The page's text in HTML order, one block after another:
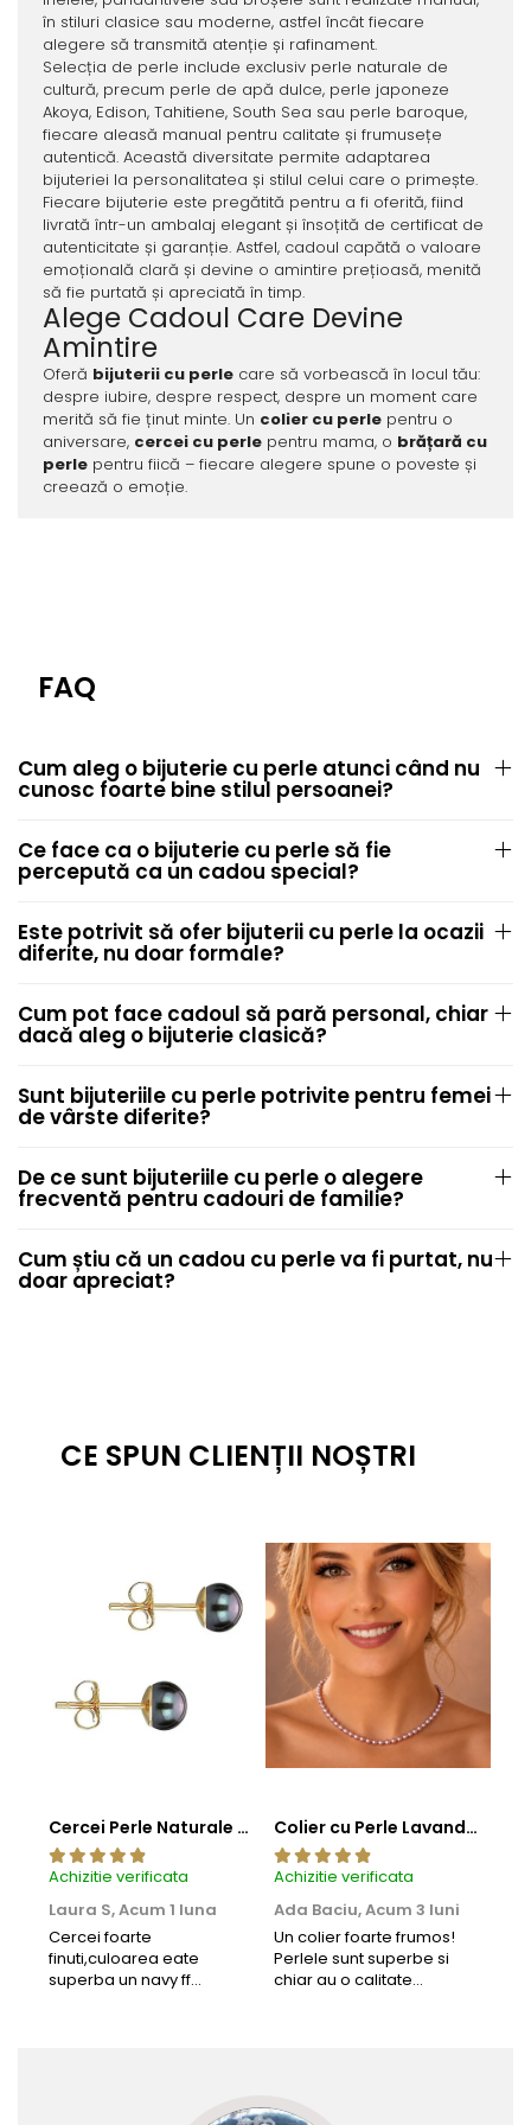
în stiluri clasice sau moderne, astfel încât fiecare
alegere să transmită atenție și rafinament.
Selecția de perle include exclusiv perle naturale de
cultură, precum perle de apă dulce, perle japoneze
Akoya, Edison, Tahitiene, South Sea sau perle baroque,
fiecare aleasă manual pentru calitate și frumusețe
autentică. Această diversitate permite adaptarea
bijuteriei la personalitatea și stilul celui care o primește.
Fiecare bijuterie este pregătită pentru a fi oferită, fiind
livrată într-un ambalaj elegant și însoțită de certificat de
autenticitate și garanție. Astfel, cadoul capătă o valoare
emoțională clară și devine o amintire prețioasă, menită
să fie purtată și apreciată în timp.
Alege Cadoul Care Devine
Amintire
Oferă bijuterii cu perlecare să vorbească în locul tău:
despre iubire, despre respect, despre un moment care
merită să fie ținut minte. Un colier cu perlepentru o
aniversare, cercei cu perlepentru mama, o brățară cu
perlepentru fiică – fiecare alegere spune o poveste și
creează o emoție.
FAQ
Cum aleg o bijuterie cu perle atunci când nu
cunosc foarte bine stilul persoanei?
Ce face ca o bijuterie cu perle să fie
percepută ca un cadou special?
Este potrivit să ofer bijuterii cu perle la ocazii
diferite, nu doar formale?
Cum pot face cadoul să pară personal, chiar
dacă aleg o bijuterie clasică?
Sunt bijuteriile cu perle potrivite pentru femei
de vârste diferite?
De ce sunt bijuteriile cu perle o alegere
frecventă pentru cadouri de familie?
Cum știu că un cadou cu perle va fi purtat, nu
doar apreciat?
CE SPUN CLIENȚII NOȘTRI
Cercei Perle Naturale Negre 5-6 mm, Buton AAA, Aur 14K (aur 585), Tip Șurub | KASKADDA®
Achizitie verificata
Laura S,Acum 1 luna
Cercei foarte
finuti,culoarea eate
superba un navy ff
Colier cu Perle Lavanda la Baza Gatului, de 4-5 mm, Perle Rare, Calitate AAA+, Aur 14K | KASKADDA®
Achizitie verificata
Ada Baciu,Acum 3 luni
Un colier foarte frumos!
Perlele sunt superbe si
chiar au o calitate